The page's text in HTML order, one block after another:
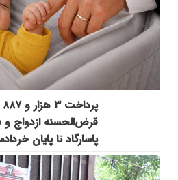
قرض‌الحسنه ازدواج و
پاسارگاد تا پایان خردادماه